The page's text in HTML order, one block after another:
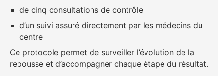
de cinq consultations de contrôle
d’un suivi assuré directement par les médecins du
centre
Ce protocole permet de surveiller l’évolution de la
repousse et d’accompagner chaque étape du résultat.